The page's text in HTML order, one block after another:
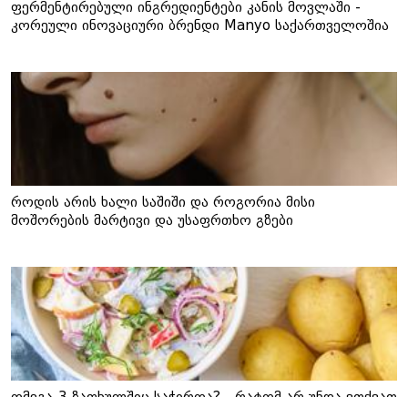
ფერმენტირებული ინგრედიენტები კანის მოვლაში -
კორეული ინოვაციური ბრენდი Manyo საქართველოშია
როდის არის ხალი საშიში და როგორია მისი
მოშორების მარტივი და უსაფრთხო გზები